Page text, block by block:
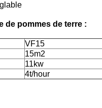
de pommes de terre :
VF15
15m2
11kw
4t/hour